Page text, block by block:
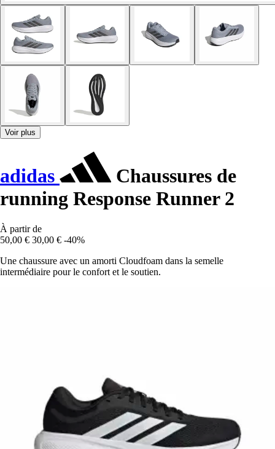
Voir plus
adidas
Chaussures de
running Response Runner 2
À partir de
50,00 € 30,00 € -40%
Une chaussure avec un amorti Cloudfoam dans la semelle
intermédiaire pour le confort et le soutien.